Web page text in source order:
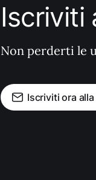
Iscriviti
Non perderti le
Iscriviti ora